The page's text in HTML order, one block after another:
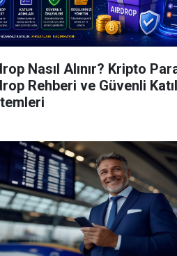
Nasıl Alınır? Kripto
Rehberi ve Güvenli